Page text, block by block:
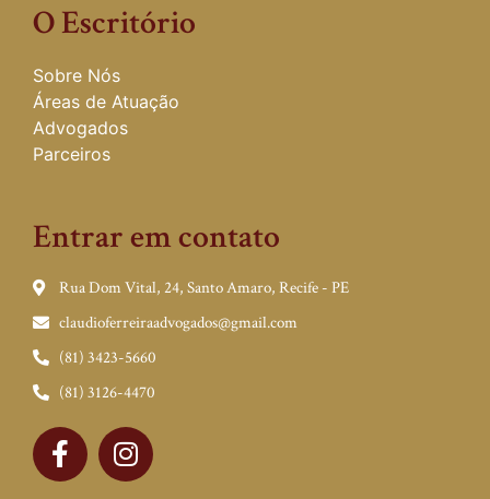
O Escritório
Sobre Nós
Áreas de Atuação
Advogados
Parceiros
Entrar em contato
Rua Dom Vital, 24, Santo Amaro, Recife - PE
claudioferreiraadvogados@gmail.com
(81) 3423-5660
(81) 3126-4470